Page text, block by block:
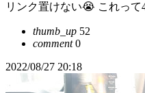
リンク置けない😭 これって
thumb_up 52
comment0
2022/08/27 20:18